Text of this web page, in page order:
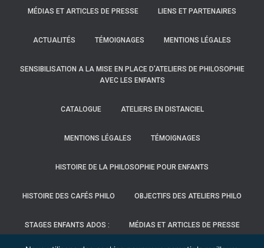
MÉDIAS ET ARTICLES DE PRESSE LIENS ET PARTENAIRES
ACTUALITÉS TÉMOIGNAGES MENTIONS LÉGALES
SENSIBILISATION A LA MISE EN PLACE D’ATELIERS DE PHILOSOPHIE
AVEC LES ENFANTS
CATALOGUE ATELIERS EN DISTANCIEL
MENTIONS LÉGALES TÉMOIGNAGES
HISTOIRE DE LA PHILOSOPHIE POUR ENFANTS
HISTOIRE DES CAFÉS PHILO OBJECTIFS DES ATELIERS PHILO
STAGES ENFANTS ADOS : MÉDIAS ET ARTICLES DE PRESSE